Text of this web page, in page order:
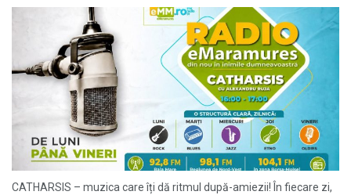
CATHARSIS – muzica care îți dă ritmul după-amiezii! În fiecare zi,